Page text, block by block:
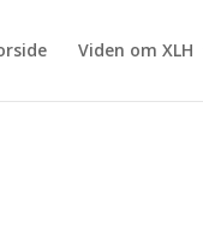
Viden om XLH